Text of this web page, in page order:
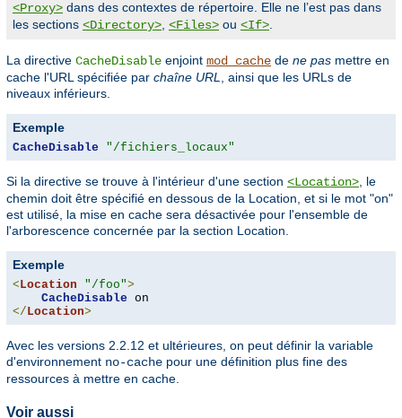
<Proxy> dans des contextes de répertoire. Elle ne l’est pas dans
les sections <Directory> <Files> ou <If>
La directive CacheDisable enjoint mod_cache de ne pas mettre en
cache l'URL spécifiée par chaîne URL
, ainsi que les URLs de
niveaux inférieurs.
Exemple
CacheDisable "/fichiers_locaux"
Si la directive se trouve à l'intérieur d'une section <Location> , le
chemin doit être spécifié en dessous de la Location, et si le mot "on"
est utilisé, la mise en cache sera désactivée pour l'ensemble de
l'arborescence concernée par la section Location.
Exemple
<Location "/foo">
CacheDisable
</Location>
Avec les versions 2.2.12 et ultérieures, on peut définir la variable
d'environnement no-cache pour une définition plus fine des
ressources à mettre en cache.
Voir aussi